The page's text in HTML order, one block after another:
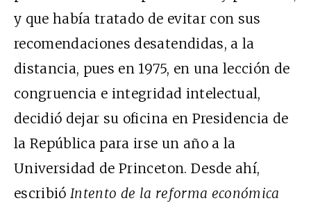
y que había tratado de evitar con sus
recomendaciones desatendidas, a la
distancia, pues en 1975, en una lección de
congruencia e integridad intelectual,
decidió dejar su oficina en Presidencia de
la República para irse un año a la
Universidad de Princeton. Desde ahí,
escribióIntento de la reforma económica